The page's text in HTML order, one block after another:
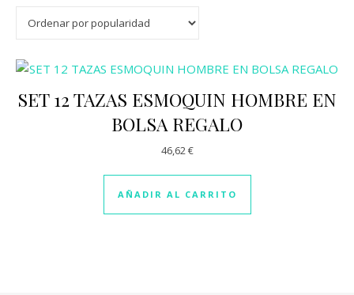
SET 12 TAZAS ESMOQUIN HOMBRE EN
BOLSA REGALO
46,62€
AÑADIR AL CARRITO